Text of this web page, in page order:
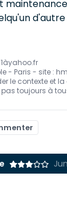
d'autre
- Paris - site :
le contexte et
toujours à